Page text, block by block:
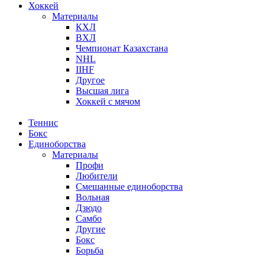
Хоккей
Материалы
КХЛ
ВХЛ
Чемпионат Казахстана
NHL
IIHF
Другое
Высшая лига
Хоккей с мячом
Теннис
Бокс
Единоборства
Материалы
Профи
Любители
Смешанные единоборства
Вольная
Дзюдо
Самбо
Другие
Бокс
Борьба